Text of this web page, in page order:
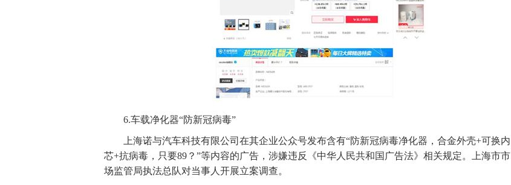
6.车载净化器“防新冠病毒”
上海诺与汽车科技有限公司在其企业公众号发布含有“防新冠病毒净化器，合金外壳+可换内
芯+抗病毒，只要89？”等内容的广告，涉嫌违反《中华人民共和国广告法》相关规定。上海市市
场监管局执法总队对当事人开展立案调查。